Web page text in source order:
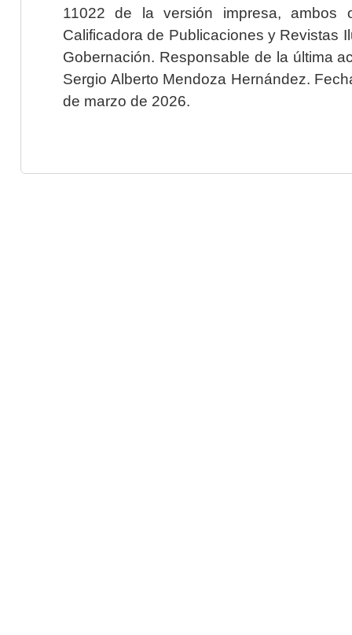
11022 de la versión impresa, ambos
Calificadora de Publicaciones y Revistas
Gobernación. Responsable de la última
Sergio Alberto Mendoza Hernández.
de marzo de 2026.